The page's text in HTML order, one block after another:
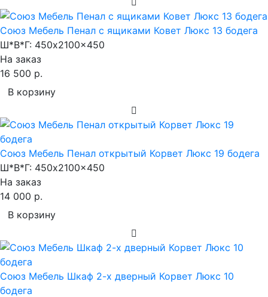
Союз Мебель Пенал с ящиками Ковет Люкс 13 бодега
Ш*В*Г: 450x2100x450
На заказ
16 500 р.
В корзину
Союз Мебель Пенал открытый Корвет Люкс 19 бодега
Ш*В*Г: 450x2100x450
На заказ
14 000 р.
В корзину
Союз Мебель Шкаф 2-х дверный Корвет Люкс 10
бодега